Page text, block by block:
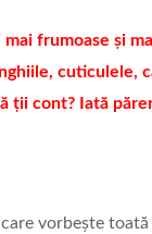
mai frumoase și
cuticulele,
ții cont? Iată
vorbește